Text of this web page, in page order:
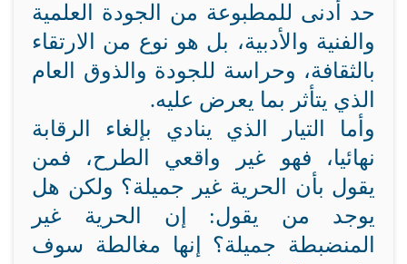
حد أدنى للمطبوعة من الجودة العلمية
والفنية والأدبية، بل هو نوع من الارتقاء
بالثقافة، وحراسة للجودة والذوق العام
الذي يتأثر بما يعرض عليه.
وأما التيار الذي ينادي بإلغاء الرقابة
نهائيا، فهو غير واقعي الطرح، فمن
يقول بأن الحرية غير جميلة؟ ولكن هل
يوجد من يقول: إن الحرية غير
المنضبطة جميلة؟ إنها مغالطة سوف